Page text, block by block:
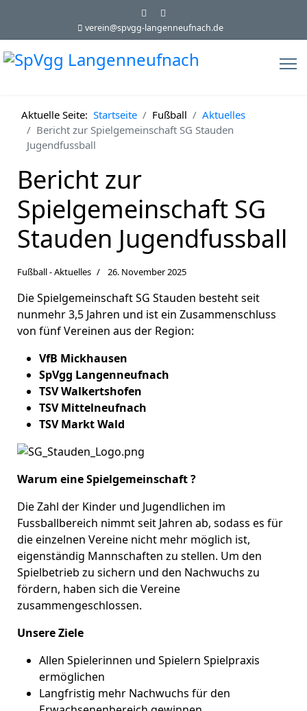
verein@spvgg-langenneufnach.de
Aktuelle Seite: Startseite Fußball
Aktuelles
Bericht zur Spielgemeinschaft SG Stauden
Jugendfussball
Bericht zur
Spielgemeinschaft SG
Stauden Jugendfussball
Fußball - Aktuelles 26. November 2025
Die Spielgemeinschaft SG Stauden besteht seit
nunmehr 3,5 Jahren und ist ein Zusammenschluss
von fünf Vereinen aus der Region:
VfB Mickhausen
SpVgg Langenneufnach
TSV Walkertshofen
TSV Mittelneufnach
TSV Markt Wald
Warum eine Spielgemeinschaft ?
Die Zahl der Kinder und Jugendlichen im
Fussballbereich nimmt seit Jahren ab, sodass es für
die einzelnen Vereine nicht mehr möglich ist,
eigenständig Mannschaften zu stellen. Um den
Spielbetrieb zu sichern und den Nachwuchs zu
fördern, haben sich die Vereine
zusammengeschlossen.
Unsere Ziele
Allen Spielerinnen und Spielern Spielpraxis
ermöglichen
Langfristig mehr Nachwuchs für den